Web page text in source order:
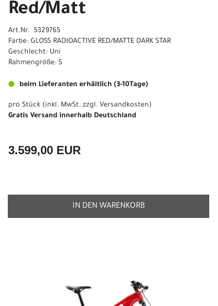
Red/Matt
Art.Nr. 5329765
Farbe: GLOSS RADIOACTIVE RED/MATTE DARK STAR
Geschlecht: Uni
Rahmengröße: S
beim Lieferanten erhältlich (3-10Tage)
pro Stück (inkl. MwSt. zzgl. Versandkosten)
Gratis Versand innerhalb Deutschland
3.599,00 EUR
IN DEN WARENKORB